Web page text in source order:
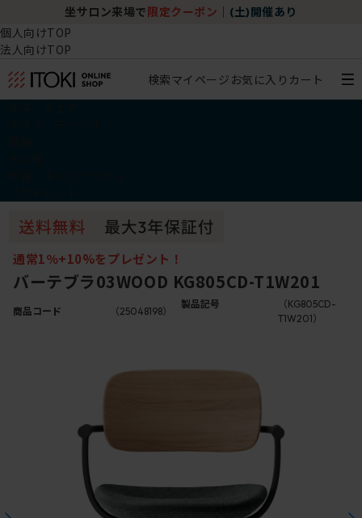
坐サロン来場で 限定クーポン (土)開催あり
個人向けTOP
法人向けTOP
検索マイページ お気に入り カート
通常1％+10%をプレゼント！
バーテブラ03WOOD KG805CD-T1W201
商品コード （25048198）
製品記号
（KG805CD-
T1W201）